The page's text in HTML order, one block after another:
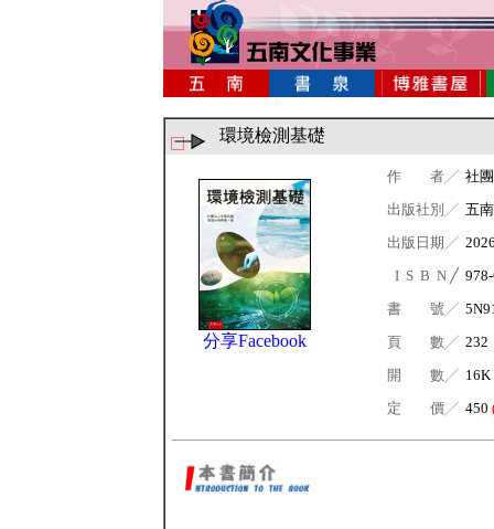
環境檢測基礎
分享Facebook
作 者╱ 社
出版社別╱ 五南
出版日期╱
I S B N ╱
書 號╱
頁 數╱ 232
開 數╱ 16K
定 價╱ 450